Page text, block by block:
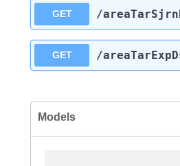
GET /
GET /
Models